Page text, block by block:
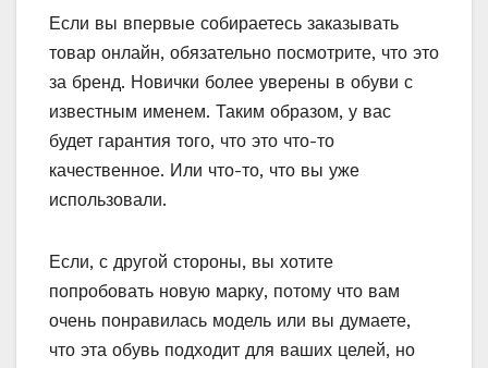
Если вы впервые собираетесь заказывать
товар онлайн, обязательно посмотрите, что это
за бренд. Новички более уверены в обуви с
известным именем. Таким образом, у вас
будет гарантия того, что это что-то
качественное. Или что-то, что вы уже
использовали.
Если, с другой стороны, вы хотите
попробовать новую марку, потому что вам
очень понравилась модель или вы думаете,
что эта обувь подходит для ваших целей, но